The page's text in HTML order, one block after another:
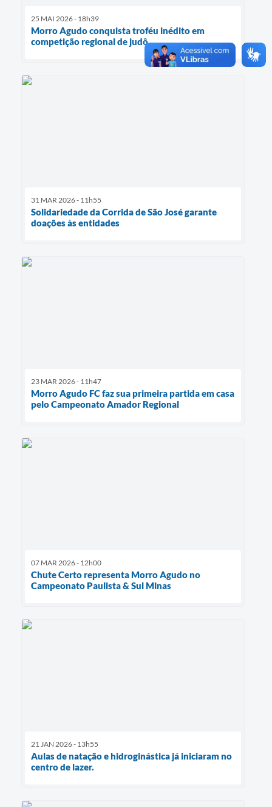
25 MAI 2026 - 18h39
Morro Agudo conquista troféu inédito em
competição regional de judô
31 MAR 2026 - 11h55
Solidariedade da Corrida de São José garante
doações às entidades
23 MAR 2026 - 11h47
Morro Agudo FC faz sua primeira partida em casa
pelo Campeonato Amador Regional
07 MAR 2026 - 12h00
Chute Certo representa Morro Agudo no
Campeonato Paulista & Sul Minas
21 JAN 2026 - 13h55
Aulas de natação e hidroginástica já iniciaram no
centro de lazer.